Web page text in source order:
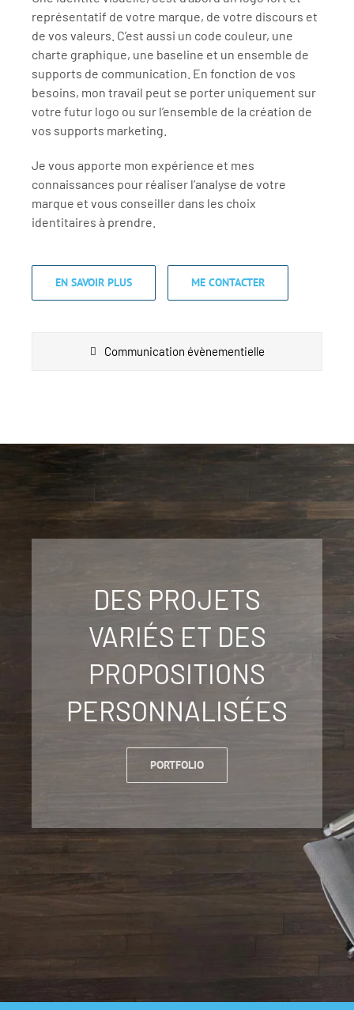
représentatif de votre marque, de votre discours et
de vos valeurs. C’est aussi un code couleur, une
charte graphique, une baseline et un ensemble de
supports de communication. En fonction de vos
besoins, mon travail peut se porter uniquement sur
votre futur logo ou sur l’ensemble de la création de
vos supports marketing.
Je vous apporte mon expérience et mes
connaissances pour réaliser l’analyse de votre
marque et vous conseiller dans les choix
identitaires à prendre.
EN SAVOIR PLUS ME CONTACTER
Communication évènementielle
DES PROJETS
VARIÉS ET DES
PROPOSITIONS
PERSONNALISÉES
PORTFOLIO